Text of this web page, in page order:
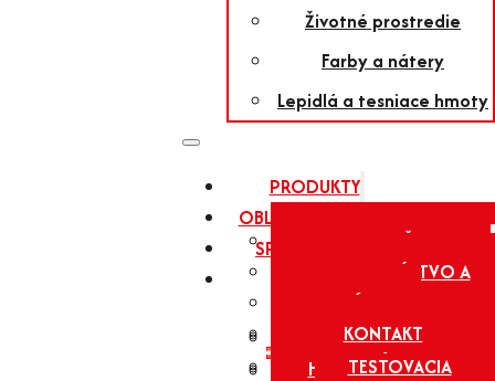
produkty
Talk & minerály
Životné prostredie
Farby a nátery
Lepidlá a tesniace hmoty
ESPAÑOL
PRODUKTY
PCC & UHLIČITAN
VÁPENATÝ
PCC
VÁPENEC
OBLASTI POUŽITIA
STAVEBNÍCTVO A
ŽELEZO A OCEĽ
CHEMIKÁLIE
SPOLOČNOSŤ
O NÁS
POBOČKY
HISTÓRIA
KONTAKT
TESTOVACIA